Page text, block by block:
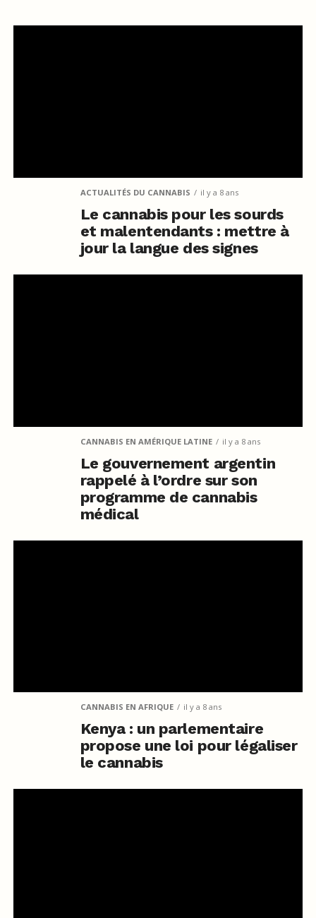
ACTUALITÉS DU CANNABIS il y a 8 ans
Le cannabis pour les sourds
et malentendants : mettre à
jour la langue des signes
CANNABIS EN AMÉRIQUE LATINE il y a 8 ans
Le gouvernement argentin
rappelé à l’ordre sur son
programme de cannabis
médical
CANNABIS EN AFRIQUE il y a 8 ans
Kenya : un parlementaire
propose une loi pour légaliser
le cannabis